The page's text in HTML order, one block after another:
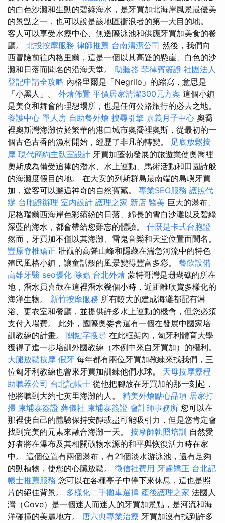
的白色沙灘和生動的碧綠海水，是牙買加北海岸風景最優美
的景點之一，也可以說是該地區衝浪者的第一大目的地。
客人可以享受水療中心、無邊際泳池和供應牙買加美食的餐
廳。 北投按摩服務 律師推薦 台南清潔公司 然後，我們向
西冒險前往內格里爾，這是一個以其高聳的懸崖、白色的沙
灘和日落而聞名的沿海天堂。 助聽器 菲律賓簽證 社團法人
登記申請全攻略 內格里爾是「Negrilo」的縮寫，意思是
「小黑人」。 外燴佈置 平價居家清潔300元方案 這個小鎮
是美食和舞會的理想場所，也是任何公路旅行的必去之地。
養護中心 單人房 自助餐外燴 搜尋引擎 嘉義月子中心 奧喬
裡奧斯灣海灘位於繁華的港口城市奧喬裡奧斯，從最初的一
個古色古香的漁村開始，經歷了非凡的轉變。 足底放鬆按
摩 現代簡約主臥室設計 牙買加蓬勃發展的旅遊業使奧喬裡
奧斯成為備受追捧的潛水、水上運動、馬術活動和田園詩般
的海灘度假目的地。 在大安的列斯群島最南端的島嶼牙買
加，遊客可以邂逅神奇的自然寶藏。 專業SEO服務 護照代
辦 台胞證辦理 室內設計 護理之家 新店 醫美 巨大的瀑布、
尼格瑞爾西海岸色彩繽紛的日落、綿長的雪白沙灘以​​及碧綠
深藍的海水，都會帶給您難忘的體驗。 什麼是卡式台胞證
然而，牙買加不僅以其海灘、雷鬼音樂和天堂位置而聞名。
豐原脊椎矯正 壯觀的高聳山峰和隱藏在湍急河流中的特色
殖民風格小鎮，讓童話般的風景變得豐富多彩。 餐飲設備
高雄牙醫 seo優化 除蟲 台北外燴 蒙特哥灣是珊瑚礁的所在
地，潛水員喜歡在這裡潛水幾個小時，近距離欣賞多樣化的
海洋生物。 新竹按摩服務 所有較大的建成海灘都配有淋
浴、更衣室和餐廳，並提供許多水上運動的機會，但您必須
支付入場費。 此外，國際奧委會還有一個在發展中國家培
訓教練的計畫。 關鍵字搜尋 在此框架內，匈牙利體育大學
獲得了進一步培訓外國教練（本例中來自牙買加）的權利。
大腿放鬆按摩 假牙 每年都有兩位牙買加教練來找我們，三
位匈牙利教練也曾來牙買加訓練他們水球。 天母按摩療程
助聽器公司 台北記帳士 從他把腳放在牙買加的那一刻起，
他將聽到大約七英里海灘的人。 精美外燴點心品項 居家打
掃 柬埔寨簽證 葬儀社 柬埔寨簽證 會計師事務所 您可以在
那裡使自己的體驗保持安靜或盡可能吸引力，但是您肯定會
找到完美的元素來融合海灘一天。 按摩師執照培訓 自然愛
好者將在瀑布及其相關礦物水源的和平與恢復活力時在家
中。 這個位置有兩個瀑布，有21個淡水游泳池，還有足夠
的動植物，使您的心臟放鬆。 徵信社費用 牙齒矯正 台北記
帳士推薦服務 您可以在各種亭子中停下來休息，這也是照
片的絕佳背景。 多樣化二手攤車選擇 產後護理之家 法國人
灣（Cove）是一個迷人而迷人的牙買加景點，是河流和海
洋碰撞的美麗地方。 唐六典專業治療 牙買加沒有找到許多